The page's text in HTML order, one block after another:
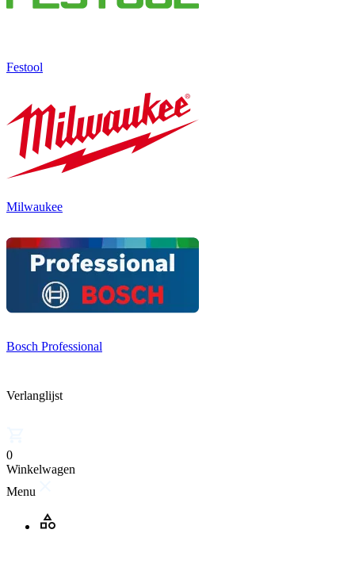
Festool
Milwaukee
Bosch Professional
Verlanglijst
0
Winkelwagen
Menu